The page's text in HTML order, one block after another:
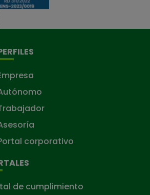
corporativo
de cumplimiento